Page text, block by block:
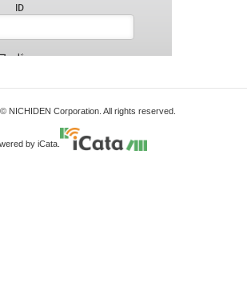
NICHIDEN Corporation. All rights reserved.
by iCata.